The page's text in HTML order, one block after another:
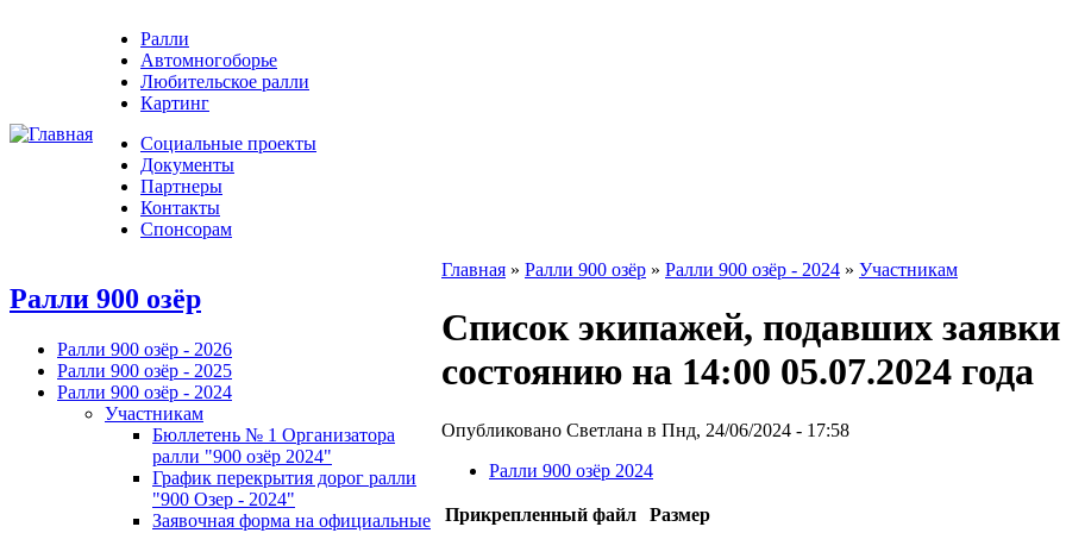
Ралли
Автомногоборье
Любительское ралли
Картинг
Социальные проекты
Документы
Партнеры
Контакты
Спонсорам
Ралли 900 озёр
Ралли 900 озёр - 2026
Ралли 900 озёр - 2025
Ралли 900 озёр - 2024
Участникам
Бюллетень № 1 Организатора
ралли "900 озёр 2024"
График перекрытия дорог ралли
"900 Озер - 2024"
Заявочная форма на официальные
Главная » Ралли 900 озёр » Ралли 900 озёр - 2024 » Участникам
Список экипажей, подавших
состоянию на 14:00 05.07.2024 года
Опубликовано Светлана в Пнд, 24/06/2024 - 17:58
Ралли 900 озёр 2024
Прикрепленный файл
Размер